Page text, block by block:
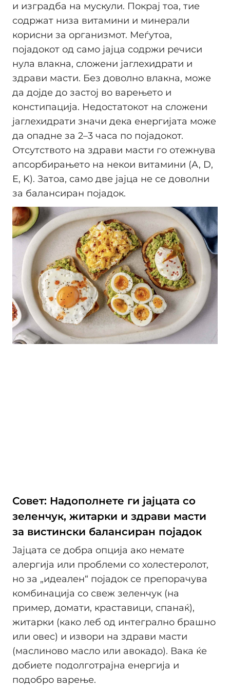
и изградба на мускули. Покрај тоа, тие
содржат низа витамини и минерали
корисни за организмот. Меѓутоа,
појадокот од само јајца содржи речиси
нула влакна, сложени јаглехидрати и
здрави масти. Без доволно влакна, може
да дојде до застој во варењето и
констипација. Недостатокот на сложени
јаглехидрати значи дека енергијата може
да опадне за 2–3 часа по појадокот.
Отсутството на здрави масти го отежнува
апсорбирањето на некои витамини (A, D,
E, K). Затоа, само две јајца не се доволни
за балансиран појадок.
Совет: Надополнете ги јајцата со
зеленчук, житарки и здрави масти
за вистински балансиран појадок
Јајцата се добра опција ако немате
алергија или проблеми со холестеролот,
но за „идеален“ појадок се препорачува
комбинација со свеж зеленчук (на
пример, домати, краставици, спанаќ),
житарки (како леб од интегрално брашно
или овес) и извори на здрави масти
(маслиново масло или авокадо). Вака ќе
добиете подолготрајна енергија и
подобро варење.